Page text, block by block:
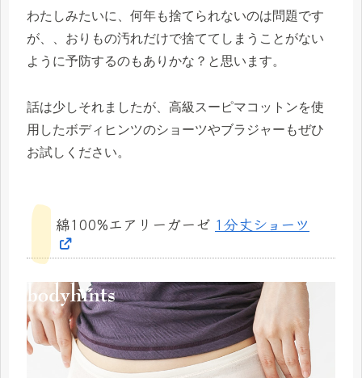
わたしみたいに、何年も捨てられないのは問題です
が、、おりもの汚れだけで捨ててしまうことがない
ように予防するのもありかな？と思います。
話は少しそれましたが、高級スーピマコットンを使
用したボディヒンツのショーツやブラジャーもぜひ
お試しください。
綿100%エアリーガーゼ 1分丈ショーツ